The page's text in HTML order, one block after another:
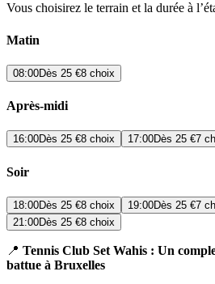
Vous choisirez le terrain et la durée à
Matin
08:00Dès 25 €8 choix
Après-midi
16:00Dès 25 €8 choix 17:00Dès 25 €7
Soir
18:00Dès 25 €8 choix 19:00Dès 25 €7
21:00Dès 25 €8 choix
📍 Tennis Club Set Wahis : Un
battue à Bruxelles